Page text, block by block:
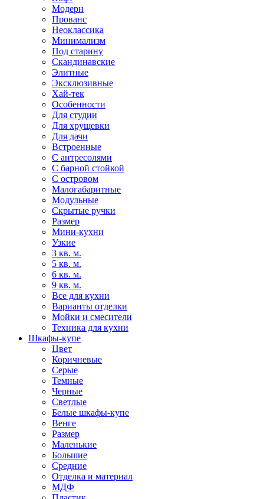
Модерн
Прованс
Неоклассика
Минимализм
Под старину
Скандинавские
Элитные
Эксклюзивные
Хай-тек
Особенности
Для студии
Для хрущевки
Для дачи
Встроенные
С антресолями
С барной стойкой
С островом
Малогабаритные
Модульные
Скрытые ручки
Размер
Мини-кухни
Узкие
3 кв. м.
5 кв. м.
6 кв. м.
9 кв. м.
Все для кухни
Варианты отделки
Мойки и смесители
Техника для кухни
Шкафы-купе
Цвет
Коричневые
Серые
Темные
Черные
Светлые
Белые шкафы-купе
Венге
Размер
Маленькие
Большие
Средние
Отделка и материал
МДФ